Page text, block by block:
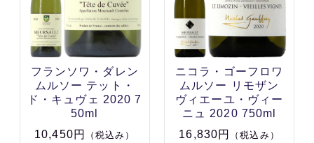
フランソワ・ダレン
ムルソー テット・
ド・キュヴェ 2020 7
50ml
10,450円
（税込み）
ニコラ・ゴーフロワ
ムルソー リモザン
ヴィエーユ・ヴィー
ニュ 2020 750ml
16,830円
（税込み）